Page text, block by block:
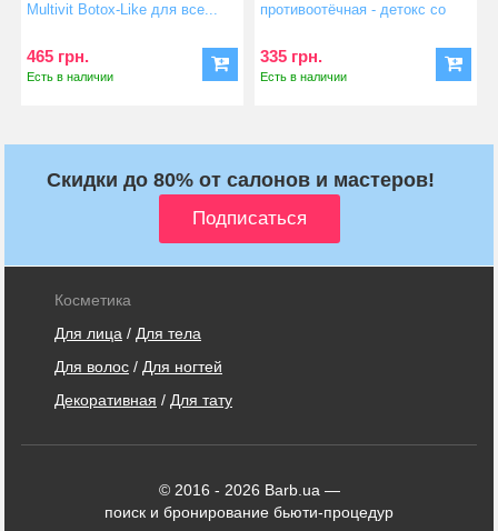
Multivit Botox-Like для все...
465 грн.
Есть в наличии
противоотёчная - детокс со
335 грн.
Есть в наличии
Скидки до 80% от салонов и мастеров!
Косметика
Для лица / Для тела
Для волос / Для ногтей
Декоративная / Для тату
© 2016 - 2026 Barb.ua —
поиск и бронирование бьюти-процедур